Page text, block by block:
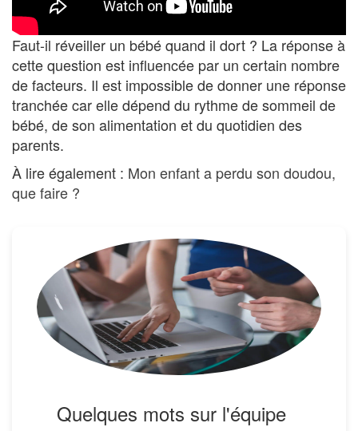
Faut-il réveiller un bébé quand il dort ? La réponse à
cette question est influencée par un certain nombre
de facteurs. Il est impossible de donner une réponse
tranchée car elle dépend du rythme de sommeil de
bébé, de son alimentation et du quotidien des
parents.
À lire également : Mon enfant a perdu son doudou,
que faire ?
Quelques mots sur l'équipe